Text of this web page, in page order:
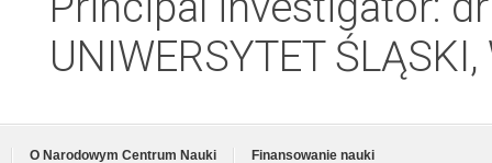
UNIWERSYTET
O Narodowym Centrum Nauki
Finansowanie nauki